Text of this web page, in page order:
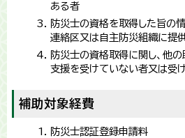
ある者
防災士の資格を取得した旨の
連絡区又は自主防災組織に提
防災士の資格取得に関し、他
支援を受けていない者又は受
補助対象経費
防災士認証登録申請料